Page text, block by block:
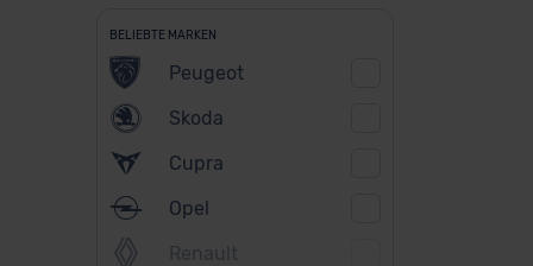
BELIEBTE MARKEN
Peugeot
Skoda
Cupra
Opel
Renault